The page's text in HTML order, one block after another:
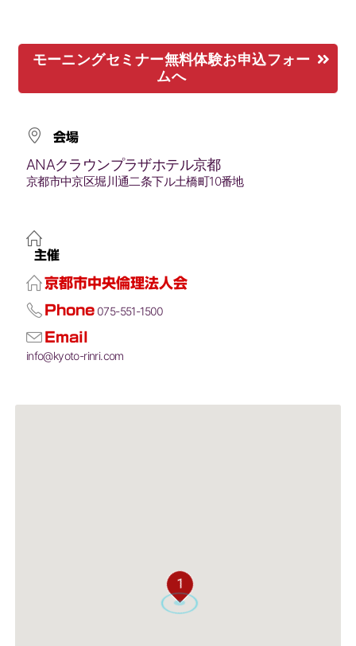
モーニングセミナー無料体験お申込フォー
ムへ
会場
ANAクラウンプラザホテル京都
京都市中京区堀川通二条下ル土橋町10番地
主催
京都市中央倫理法人会
Phone 075-551-1500
Email
info@kyoto-rinri.com
1